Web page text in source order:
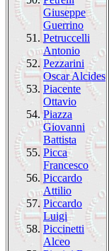
Giuseppe
Guerrino
51. Petruccelli
Antonio
52. Pezzarini
Oscar Alcides
53. Piacente
Ottavio
54. Piazza
Giovanni
Battista
55. Picca
Francesco
56. Piccardo
Attilio
57. Piccardo
Luigi
58. Piccinetti
Alceo